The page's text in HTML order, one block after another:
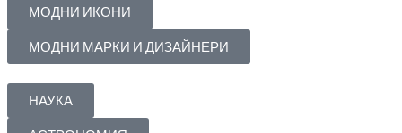
МОДНИ ИКОНИ
МОДНИ МАРКИ И ДИЗАЙНЕРИ
НАУКА